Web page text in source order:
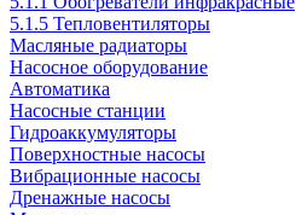
5.1.5 Тепловентиляторы
Масляные радиаторы
Насосное оборудование
Автоматика
Насосные станции
Гидроаккумуляторы
Поверхностные насосы
Вибрационные насосы
Дренажные насосы